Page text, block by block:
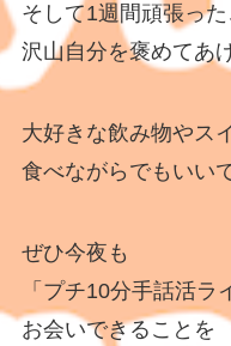
そして1週間頑張っ
沢山自分を褒めてあ
大好きな飲み物やス
食べながらでもいい
ぜひ今夜も
「プチ10分手話活ラ
お会いできることを